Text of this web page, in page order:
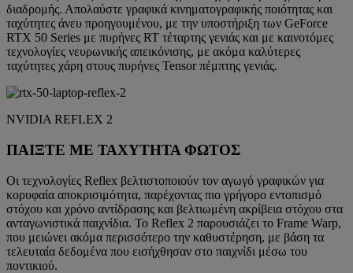
διαδρομής. Απολαύστε γραφικά κινηματογραφικής ποιότητας και
ταχύτητες άνευ προηγουμένου, με την υποστήριξη των GeForce
RTX 50 Series με πυρήνες RT τέταρτης γενιάς και με καινοτόμες
τεχνολογίες νευρωνικής απεικόνισης, με ακόμα καλύτερες
ταχύτητες χάρη στους πυρήνες Tensor πέμπτης γενιάς.
NVIDIA REFLEX 2
ΠΑΙΞΤΕ ΜΕ ΤΑΧΥΤΗΤΑ ΦΩΤΟΣ
Οι τεχνολογίες Reflex βελτιστοποιούν τον αγωγό γραφικών για
κορυφαία αποκρισιμότητα, παρέχοντας πιο γρήγορο εντοπισμό
στόχου και χρόνο αντίδρασης και βελτιωμένη ακρίβεια στόχου στα
ανταγωνιστικά παιχνίδια. Το Reflex 2 παρουσιάζει το Frame Warp,
που μειώνει ακόμα περισσότερο την καθυστέρηση, με βάση τα
τελευταία δεδομένα που εισήχθησαν στο παιχνίδι μέσω του
ποντικιού.